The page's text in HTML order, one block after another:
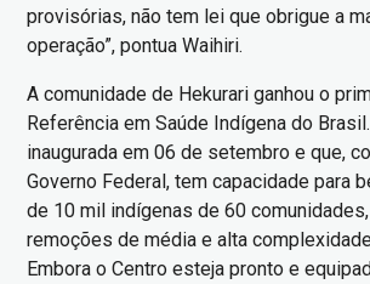
provisórias, não tem lei que obrigue a
operação”, pontua Waihiri.
A comunidade de Hekurari ganhou o
Referência em Saúde Indígena do
inaugurada em 06 de setembro e que,
Governo Federal, tem capacidade para
de 10 mil indígenas de 60
remoções de média e alta
Embora o Centro esteja pronto e